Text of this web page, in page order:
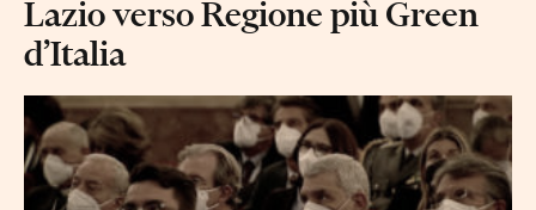
Lazio verso Regione più Green
d’Italia